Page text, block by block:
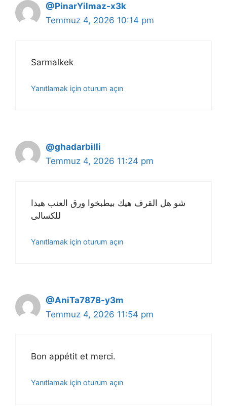
@PinarYilmaz-x3k
Temmuz 4, 2026 10:14 pm
Sarmalkek
Yanıtlamak için oturum açın
@ghadarbilli
Temmuz 4, 2026 11:24 pm
شو هل القرف هيك بيطبخوا ورق العنب هيدا
للكسالى
Yanıtlamak için oturum açın
@AniTa7878-y3m
Temmuz 4, 2026 11:54 pm
Bon appétit et merci.
Yanıtlamak için oturum açın